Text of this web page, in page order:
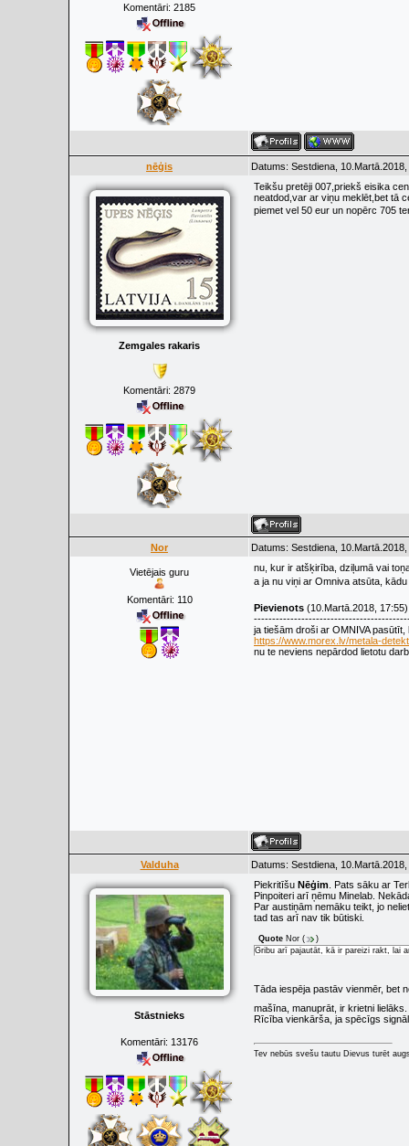
Komentāri: 2185
nēģis Datums: Sestdiena,
Zemgales rakaris
Komentāri: 2879
Teikšu pretēji 007,priekš eisika
neatdod,var ar viņu meklēt,bet tā
piemet vel 50 eur un nopērc 705
Nor Datums: Sestdiena,
Vietējais guru
Komentāri: 110
nu, kur ir atšķirība, dziļumā vai
a ja nu viņi ar Omniva atsūta,
Pievienots (10.Martā.2018, 17:55)
ja tiešām droši ar OMNIVA
https://www.morex.lv/metala-
nu te neviens nepārdod lietotu
Valduha Datums: Sestdiena,
Stāstnieks
Komentāri: 13176
Piekritīšu Nēģim . Pats sāku ar
Pinpoiteri arī ņēmu Minelab.
Par austiņām nemāku teikt, jo
tad tas arī nav tik būtiski.
Quote Nor (
)
Gribu arī pajautāt, kā ir pareizi rakt, lai
Tāda iespēja pastāv vienmēr, bet
mašīna, manuprāt, ir krietni
Rīcība vienkārša, ja spēcīgs
Tev nebūs svešu tautu Dievus turēt